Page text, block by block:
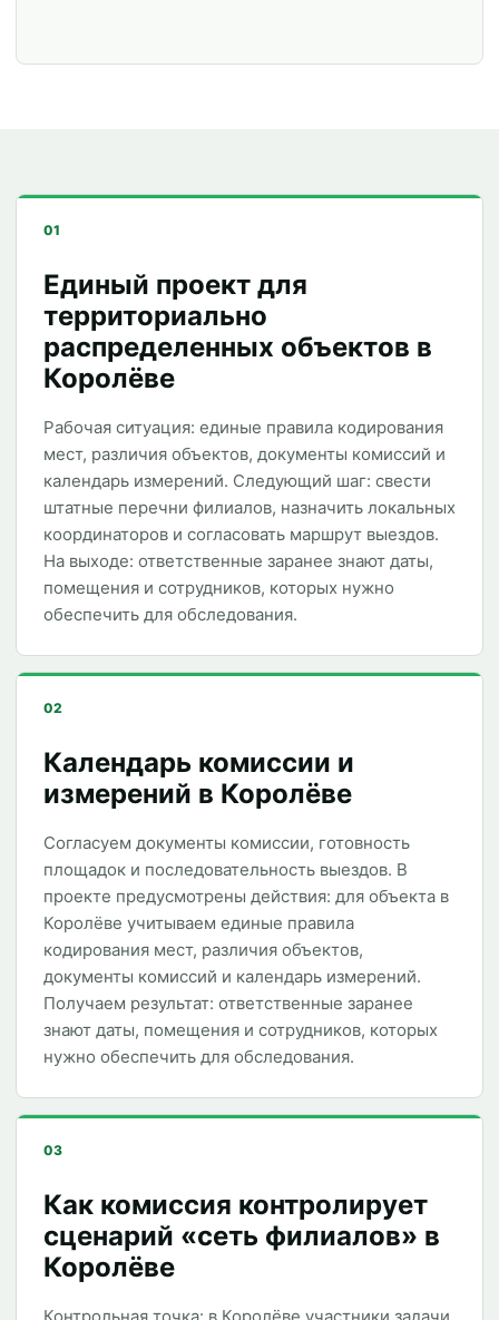
01
Единый проект для
территориально
распределенных объектов в
Королёве
Рабочая ситуация: единые правила кодирования
мест, различия объектов, документы комиссий и
календарь измерений. Следующий шаг: свести
штатные перечни филиалов, назначить локальных
координаторов и согласовать маршрут выездов.
На выходе: ответственные заранее знают даты,
помещения и сотрудников, которых нужно
обеспечить для обследования.
02
Календарь комиссии и
измерений в Королёве
Согласуем документы комиссии, готовность
площадок и последовательность выездов. В
проекте предусмотрены действия: для объекта в
Королёве учитываем единые правила
кодирования мест, различия объектов,
документы комиссий и календарь измерений.
Получаем результат: ответственные заранее
знают даты, помещения и сотрудников, которых
нужно обеспечить для обследования.
03
Как комиссия контролирует
сценарий «сеть филиалов» в
Королёве